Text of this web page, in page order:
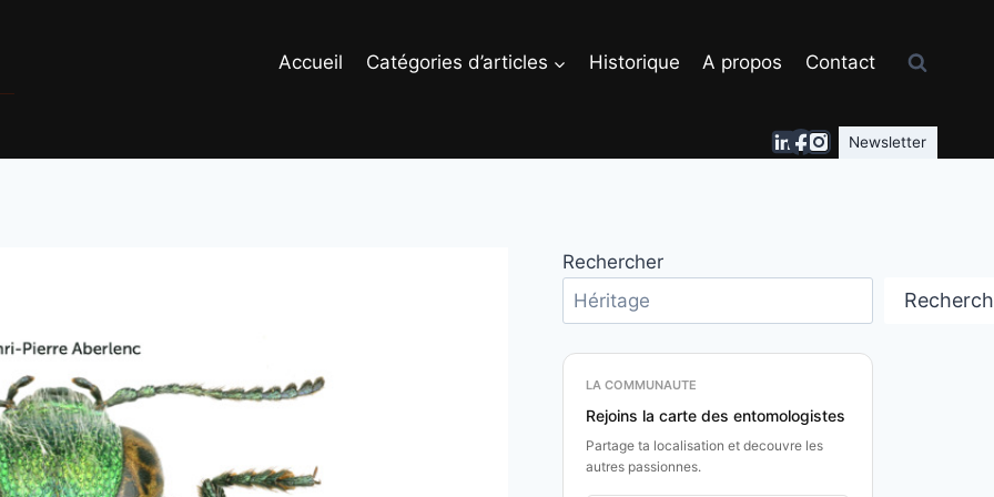
Accueil Catégories d’articles Historique A propos Contact
Newsletter
Rechercher
LA COMMUNAUTE
Rejoins la carte des entomologistes
Partage ta localisation et decouvre les
autres passionnes.